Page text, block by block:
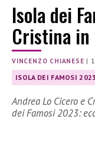
Isola dei
Cristina
VINCENZO CHIANESE |
ISOLA DEI FAMOSI 2023
Andrea Lo Cicero e
dei Famosi 2023: